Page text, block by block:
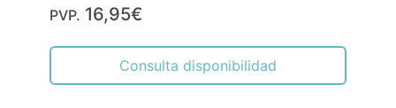
PVP. 16,95€
Consulta disponibilidad